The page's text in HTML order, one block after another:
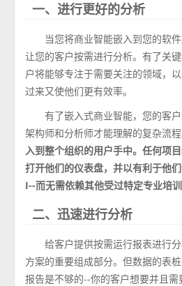
一、进行更好的分析
当您将商业智能嵌入到您的软
让您的客户按需进行分析。有了关
户将能够专注于需要关注的领域，
过来又使他们更有效率。
有了嵌入式商业智能，您的客
架构师和分析师才能理解的复杂流
入到整个组织的用户手中。任何项
打开他们的仪表盘，并以有利于他
I--而无需依赖其他受过特定专业培训
二、迅速进行分析
给客户提供按需运行报表进行
方案的重要组成部分。但数据的表
报告是不够的--你的客户想要并且